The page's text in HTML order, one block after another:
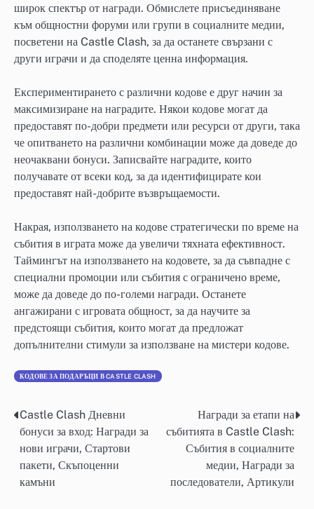
широк спектър от награди. Обмислете присъединяване
към общностни форуми или групи в социалните медии,
посветени на Castle Clash, за да останете свързани с
други играчи и да споделяте ценна информация.
Експериментирането с различни кодове е друг начин за
максимизиране на наградите. Някои кодове могат да
предоставят по-добри предмети или ресурси от други, така
че опитването на различни комбинации може да доведе до
неочаквани бонуси. Записвайте наградите, които
получавате от всеки код, за да идентифицирате кои
предоставят най-добрите възвръщаемости.
Накрая, използването на кодове стратегически по време на
събития в играта може да увеличи тяхната ефективност.
Таймингът на използването на кодовете, за да съвпадне с
специални промоции или събития с ограничено време,
може да доведе до по-големи награди. Останете
ангажирани с игровата общност, за да научите за
предстоящи събития, които могат да предложат
допълнителни стимули за използване на мистери кодове.
КОДОВЕ ЗА ПОДАРЪЦИ В CASTLE CLASH
Post
navigation
Castle Clash Дневни
бонуси за вход: Награди за
нови играчи, Стартови
пакети, Скъпоценни
камъни
Награди за етапи на
събитията в Castle Clash:
Събития в социалните
медии, Награди за
последователи, Артикули